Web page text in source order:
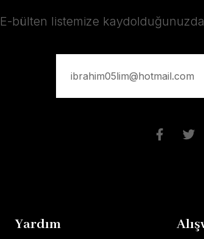
E-bülten listemize
Yardım